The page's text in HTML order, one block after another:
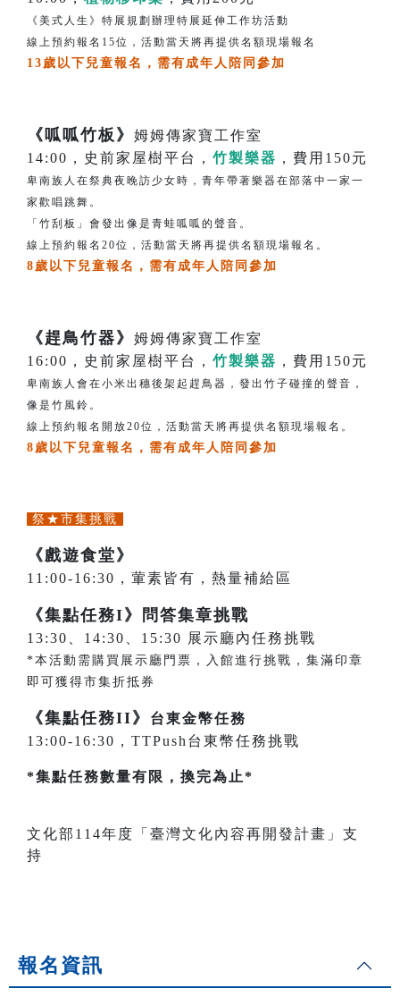
《美式人生》特展規劃辦理特展延伸工作坊活動
線上預約報名15位，活動當天將再提供名額現場報名
13歲以下兒童報名，需有成年人陪同參加
《呱呱竹板》 姆姆傳家寶工作室
14:00，史前家屋樹平台， 竹製樂器 ，費用150元
卑南族人在祭典夜晚訪少女時，青年帶著樂器在部落中一家一
家歡唱跳舞。
「竹刮板」會發出像是青蛙呱呱的聲音。
線上預約報名20位，活動當天將再提供名額現場報名。
8歲以下兒童報名，需有成年人陪同參加
《趕鳥竹器》 姆姆傳家寶工作室
16:00，史前家屋樹平台， 竹製樂器 ，費用150元
卑南族人會在小米出穗後架起趕鳥器，發出竹子碰撞的聲音，
像是竹風鈴。
線上預約報名開放20位，活動當天將再提供名額現場報名。
8歲以下兒童報名，需有成年人陪同參加
祭★市集挑戰
《戲遊食堂》
11:00-16:30，葷素皆有，熱量補給區
《集點任務I》問答集章挑戰
13:30、14:30、15:30 展示廳內任務挑戰
*本活動需購買展示廳門票，入館進行挑戰，集滿印章
即可獲得市集折抵券
《集點任務II》
台東金幣任務
13:00-16:30，TTPush台東幣任務挑戰
*集點任務數量有限，換完為止*
文化部114年度「臺灣文化內容再開發計畫」支
持
報名資訊